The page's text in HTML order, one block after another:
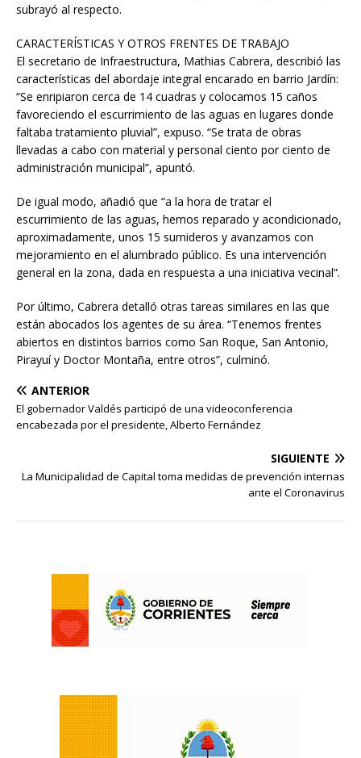
subrayó al respecto.
CARACTERÍSTICAS Y OTROS FRENTES DE TRABAJO
El secretario de Infraestructura, Mathias Cabrera, describió las
características del abordaje integral encarado en barrio Jardín:
“Se enripiaron cerca de 14 cuadras y colocamos 15 caños
favoreciendo el escurrimiento de las aguas en lugares donde
faltaba tratamiento pluvial”, expuso. “Se trata de obras
llevadas a cabo con material y personal ciento por ciento de
administración municipal”, apuntó.
De igual modo, añadió que “a la hora de tratar el
escurrimiento de las aguas, hemos reparado y acondicionado,
aproximadamente, unos 15 sumideros y avanzamos con
mejoramiento en el alumbrado público. Es una intervención
general en la zona, dada en respuesta a una iniciativa vecinal”.
Por último, Cabrera detalló otras tareas similares en las que
están abocados los agentes de su área. “Tenemos frentes
abiertos en distintos barrios como San Roque, San Antonio,
Pirayuí y Doctor Montaña, entre otros”, culminó.
ANTERIOR
El gobernador Valdés participó de una videoconferencia
encabezada por el presidente, Alberto Fernández
SIGUIENTE
La Municipalidad de Capital toma medidas de prevención internas
ante el Coronavirus